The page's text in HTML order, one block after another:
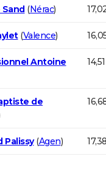
Sand(Nérac)
(Valence)
Antoine
de
Palissy(Agen)